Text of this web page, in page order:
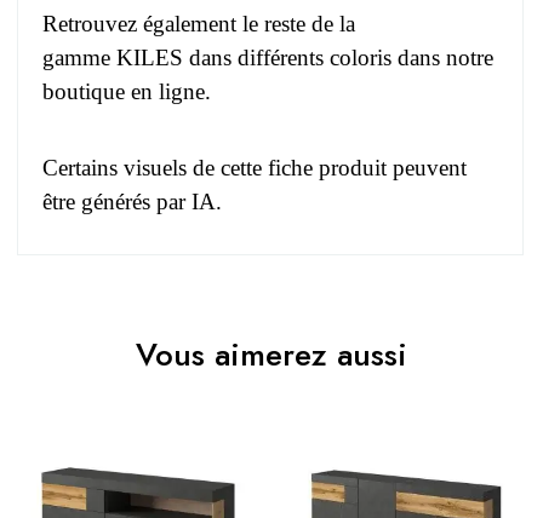
Retrouvez également le reste de la
gamme KILES dans différents coloris dans notre
boutique en ligne.
Certains visuels de cette fiche produit peuvent
être générés par IA.
Adulte
Coloris
Vous devez vous connecter pour laisser un avis
Vous aimerez aussi